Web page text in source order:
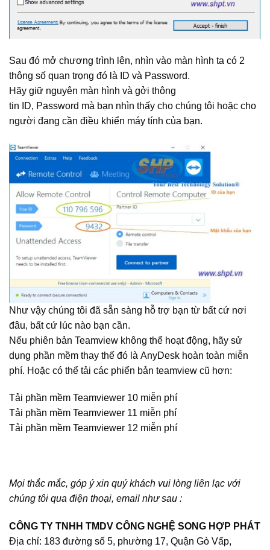
Sau đó mở chương trình lên, nhìn vào màn hình ta có 2
thông số quan trọng đó là ID và Password.
Hãy giữ nguyên màn hình và gởi thông
tin ID, Password mà bạn nhìn thấy cho chúng tôi hoặc cho
người đang cần điều khiển máy tính của bạn.
Như vậy chúng tôi đã sẵn sàng hỗ trợ bạn từ bất cứ nơi
đâu, bất cứ lúc nào bạn cần.
Nếu phiên bản Teamview không thể hoạt động, hãy sử
dụng phần mềm thay thế đó là AnyDesk hoàn toàn miễn
phí. Hoặc có thể tải các phiển bản teamview cũ hơn:
Tải phần mềm Teamviewer 10 miễn phí
Tải phần mềm Teamviewer 11 miễn phí
Tải phần mềm Teamviewer 12 miễn phí
Mọi thắc mắc, góp ý xin quý khách vui lòng liên lạc với
chúng tôi qua điện thoại, email như sau :
CÔNG TY TNHH TMDV CÔNG NGHỆ SONG HỢP PHÁT
Địa chỉ: 183 đường số 5, phường 17, Quận Gò Vấp,